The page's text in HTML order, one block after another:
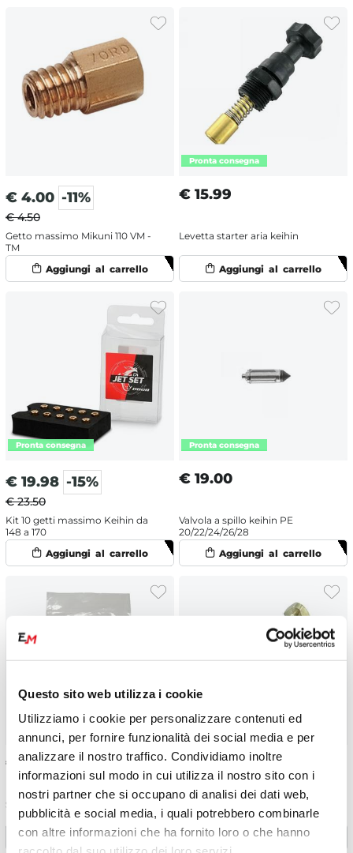
Questo sito web utilizza i cookie
Utilizziamo i cookie per personalizzare contenuti ed
annunci, per fornire funzionalità dei social media e per
analizzare il nostro traffico. Condividiamo inoltre
informazioni sul modo in cui utilizza il nostro sito con i
nostri partner che si occupano di analisi dei dati web,
pubblicità e social media, i quali potrebbero combinarle
con altre informazioni che ha fornito loro o che hanno
€ 4.00 -11%
€ 4.50
Getto massimo Mikuni 110 VM -
TM
€ 15.99
Levetta starter aria keihin
€ 19.98 -15%
€ 23.50
Kit 10 getti massimo Keihin da
148 a 170
€ 19.00
Valvola a spillo keihin PE
20/22/24/26/28
€ 25.00
Spillo keihin 46JFQ
€ 5.99 -10%
Dell'Orto PHBG / PHBN / SHA